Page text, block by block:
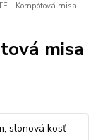
- Kompótová misa
misa